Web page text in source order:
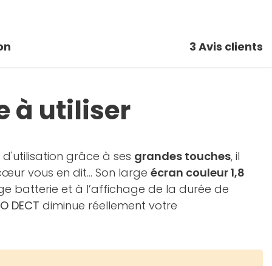
3 Avis clients
à utiliser
grâce à ses grandes touches, il
vous en dit... Son large écran couleur 1,8
batterie et à l’affichage de la durée de
DECT diminue réellement votre